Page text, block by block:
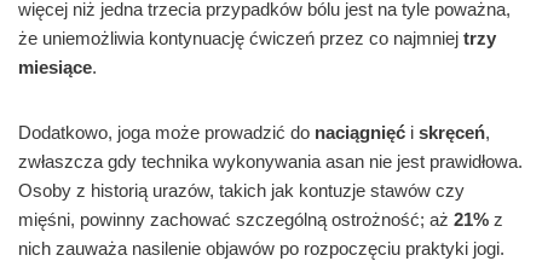
więcej niż jedna trzecia przypadków bólu jest na tyle poważna,
że uniemożliwia kontynuację ćwiczeń przez co najmniej trzy
miesiące.
Dodatkowo, joga może prowadzić do naciągnięć i skręceń,
zwłaszcza gdy technika wykonywania asan nie jest prawidłowa.
Osoby z historią urazów, takich jak kontuzje stawów czy
mięśni, powinny zachować szczególną ostrożność; aż 21% z
nich zauważa nasilenie objawów po rozpoczęciu praktyki jogi.